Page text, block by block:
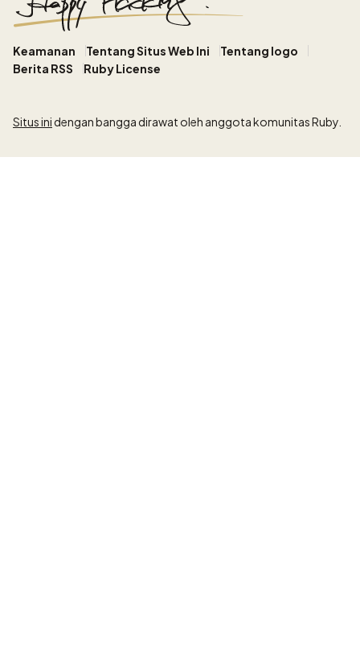
Keamanan Tentang Situs Web Ini
Tentang logo
Berita RSS
Ruby License
Situs inidengan bangga dirawat oleh anggota komunitas Ruby.